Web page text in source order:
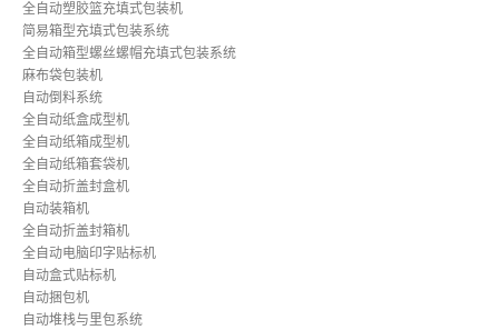
全自动塑胶篮充填式包装机
简易箱型充填式包装系统
全自动箱型螺丝螺帽充填式包装系统
麻布袋包装机
自动倒料系统
全自动纸盒成型机
全自动纸箱成型机
全自动纸箱套袋机
全自动折盖封盒机
自动装箱机
全自动折盖封箱机
全自动电脑印字贴标机
自动盒式贴标机
自动捆包机
自动堆栈与里包系统